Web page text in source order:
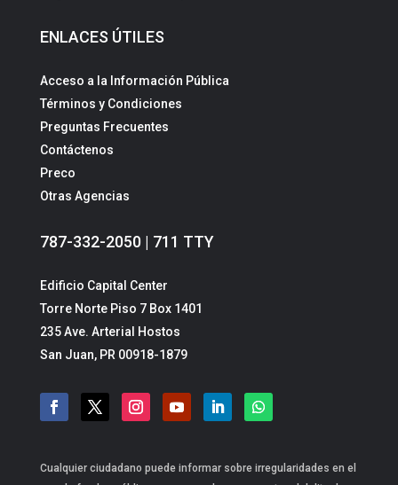
ENLACES ÚTILES
Acceso a la Información Pública
Términos y Condiciones
Preguntas Frecuentes
Contáctenos
Preco
Otras Agencias
787-332-2050 | 711 TTY
Edificio Capital Center
Torre Norte Piso 7 Box 1401
235 Ave. Arterial Hostos
San Juan, PR 00918-1879
Cualquier ciudadano puede informar sobre irregularidades en el